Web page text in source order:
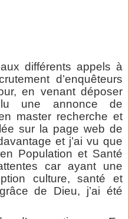
différents appels à
d’enquêteurs
en venant déposer
une annonce de
master recherche et
sur la page web de
et j’ai vu que
Population et Santé
car ayant une
culture, santé et
de Dieu, j’ai été